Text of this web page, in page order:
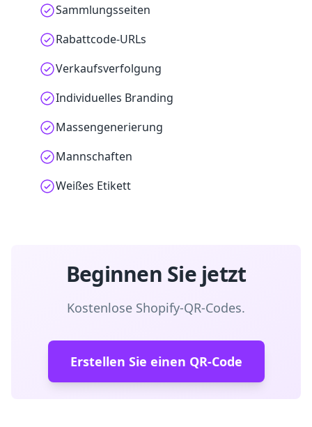
Sammlungsseiten
Rabattcode-URLs
Verkaufsverfolgung
Individuelles Branding
Massengenerierung
Mannschaften
Weißes Etikett
Beginnen Sie jetzt
Kostenlose Shopify-QR-Codes.
Erstellen Sie einen QR-Code